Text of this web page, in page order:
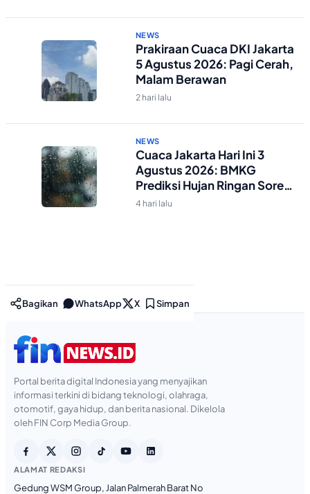
NEWS
Prakiraan Cuaca DKI Jakarta
5 Agustus 2026: Pagi Cerah,
Malam Berawan
2 hari lalu
NEWS
Cuaca Jakarta Hari Ini 3
Agustus 2026: BMKG
Prediksi Hujan Ringan Sore-
Malam
4 hari lalu
Bagikan WhatsApp X Simpan
Portal berita digital Indonesia yang menyajikan
informasi terkini di bidang teknologi, olahraga,
otomotif, gaya hidup, dan berita nasional. Dikelola
oleh FIN Corp Media Group.
ALAMAT REDAKSI
Gedung WSM Group, Jalan Palmerah Barat No